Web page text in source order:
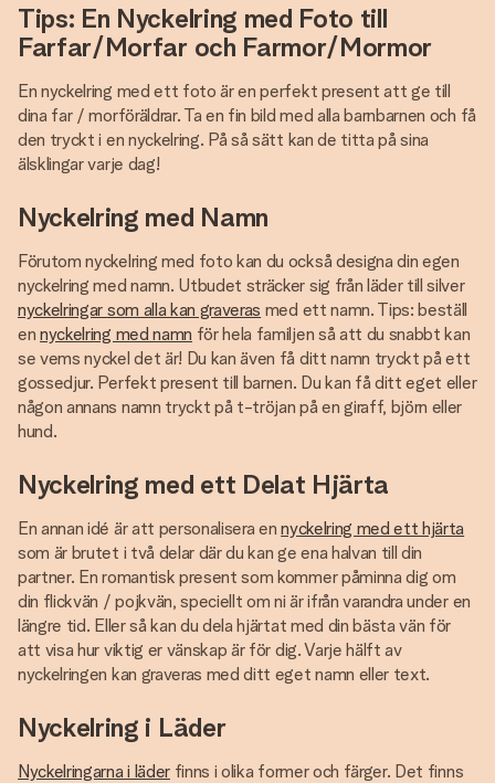
Tips: En Nyckelring med Foto till
Farfar/Morfar och Farmor/Mormor
En nyckelring med ett foto är en perfekt present att ge till
dina far / morföräldrar. Ta en fin bild med alla barnbarnen och få
den tryckt i en nyckelring. På så sätt kan de titta på sina
älsklingar varje dag!
Nyckelring med Namn
Förutom nyckelring med foto kan du också designa din egen
nyckelring med namn. Utbudet sträcker sig från läder till silver
nyckelringar som alla kan graveras med ett namn. Tips: beställ
ennyckelring med namn för hela familjen så att du snabbt kan
se vems nyckel det är! Du kan även få ditt namn tryckt på ett
gossedjur. Perfekt present till barnen. Du kan få ditt eget eller
någon annans namn tryckt på t-tröjan på en giraff, björn eller
hund.
Nyckelring med ett Delat Hjärta
En annan idé är att personalisera ennyckelring med ett hjärta
som är brutet i två delar där du kan ge ena halvan till din
partner. En romantisk present som kommer påminna dig om
din flickvän / pojkvän, speciellt om ni är ifrån varandra under en
längre tid. Eller så kan du dela hjärtat med din bästa vän för
att visa hur viktig er vänskap är för dig. Varje hälft av
nyckelringen kan graveras med ditt eget namn eller text.
Nyckelring i Läder
Nyckelringarna i läderfinns i olika former och färger. Det finns